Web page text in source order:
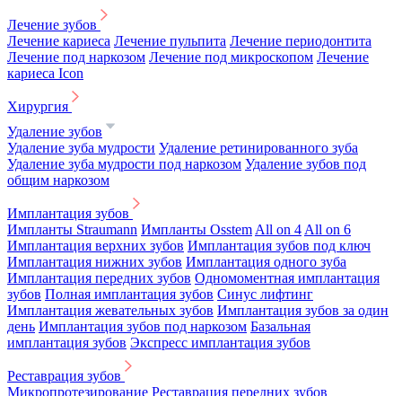
Лечение зубов
Лечение кариеса Лечение пульпита Лечение периодонтита
Лечение под наркозом Лечение под микроскопом Лечение
кариеса Icon
Хирургия
Удаление зубов
Удаление зуба мудрости Удаление ретинированного зуба
Удаление зуба мудрости под наркозом Удаление зубов под
общим наркозом
Имплантация зубов
Импланты Straumann Импланты Osstem All on 4 All on 6
Имплантация верхних зубов Имплантация зубов под ключ
Имплантация нижних зубов Имплантация одного зуба
Имплантация передних зубов Одномоментная имплантация
зубов Полная имплантация зубов Синус лифтинг
Имплантация жевательных зубов Имплантация зубов за один
день Имплантация зубов под наркозом Базальная
имплантация зубов Экспресс имплантация зубов
Реставрация зубов
Микропротезирование Реставрация передних зубов